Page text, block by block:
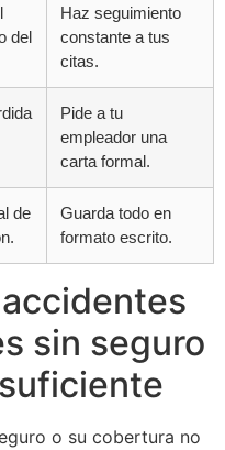
del
Haz seguimiento
constante a tus
citas.
Pide a tu
empleador una
carta formal.
de
Guarda todo en
formato escrito.
sin seguro
o su cobertura no